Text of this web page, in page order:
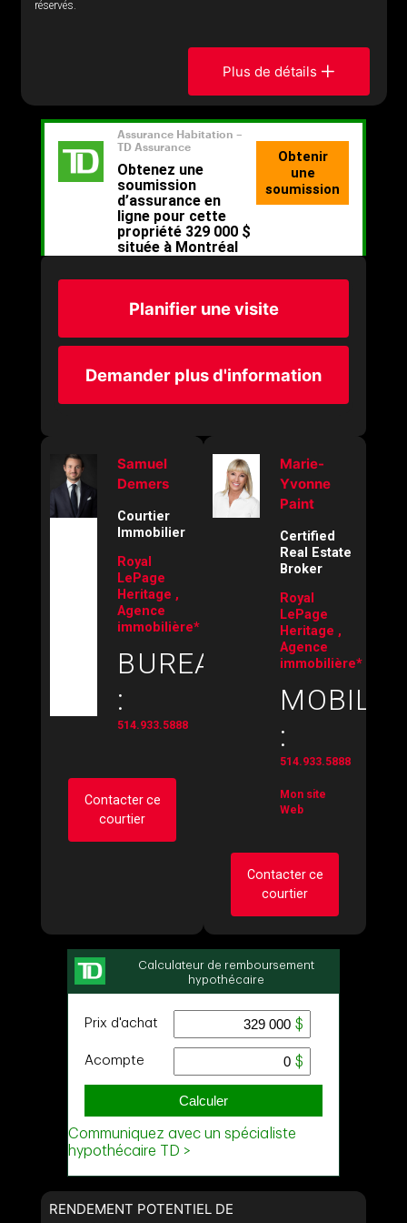
réservés.
Plus de détails
Planifier une visite
Demander plus d'information
Samuel
Demers
Courtier
Immobilier
Royal
LePage
Heritage ,
Agence
immobilière*
BUREAU
:
514.933.5888
Contacter ce
courtier
Prénom
(Optionnel)
Marie-
Yvonne
Paint
Certified
Real Estate
Broker
Royal
LePage
Heritage ,
Agence
immobilière*
MOBILE
:
514.933.5888
Mon site
Web
Contacter ce
courtier
Demander des infos
sur cette inscription
Prénom
Nom
Téléphone
(Optionnel)
RENDEMENT POTENTIEL DE